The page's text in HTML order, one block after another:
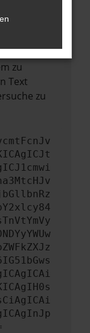
bitte. Wir
zu
Text
zu